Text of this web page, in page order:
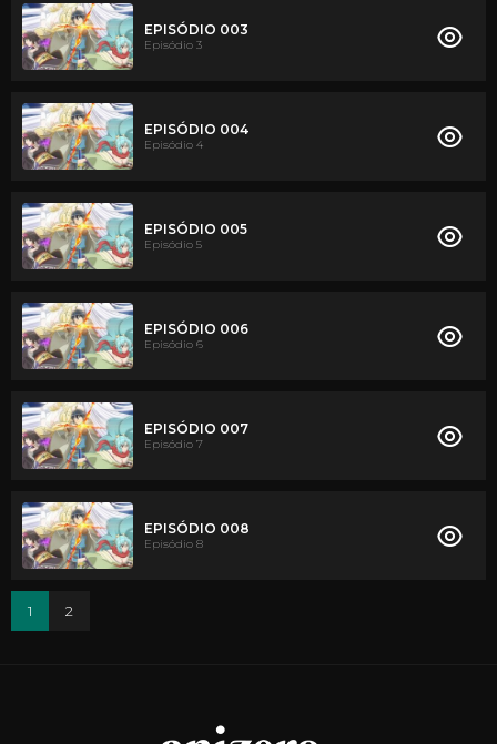
EPISÓDIO 003
Episódio 3
EPISÓDIO 004
Episódio 4
EPISÓDIO 005
Episódio 5
EPISÓDIO 006
Episódio 6
EPISÓDIO 007
Episódio 7
EPISÓDIO 008
Episódio 8
1 2